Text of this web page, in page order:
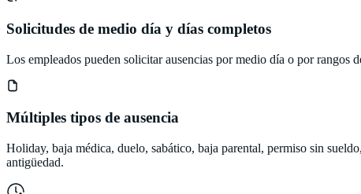
Solicitudes de medio día y días completos
Los empleados pueden solicitar ausencias por medio día o por rangos
Múltiples tipos de ausencia
Holiday, baja médica, duelo, sabático, baja parental, permiso sin
antigüedad.